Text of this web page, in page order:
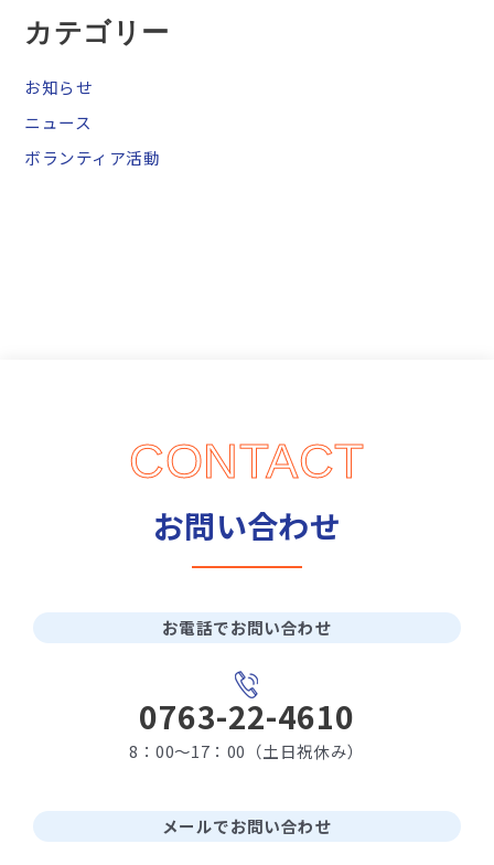
カテゴリー
お知らせ
ニュース
ボランティア活動
CONTACT
お問い合わせ
お電話でお問い合わせ
0763-22-4610
8：00～17：00（土日祝休み）
メールでお問い合わせ